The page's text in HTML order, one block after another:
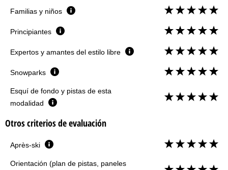
Familias y niños
Principiantes
Expertos y amantes del estilo libre
Snowparks
Esquí de fondo y pistas de esta
modalidad
Otros criterios de evaluación
Après-ski
Orientación (plan de pistas, paneles